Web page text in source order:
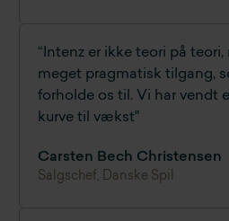
“Intenz er ikke teori på teori,
meget pragmatisk tilgang,
forholde os til. Vi har vendt
kurve til vækst"
Carsten Bech Christensen
Salgschef, Danske Spil